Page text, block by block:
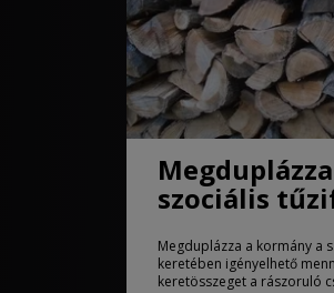
szociális
keretében
mennyiséget
Megduplázza a kormány a
keretében igényelhető
keretösszeget a rászoruló